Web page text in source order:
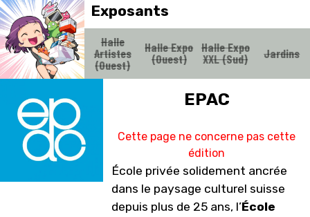
Exposants
Halle
Artistes
(Ouest)
Halle Expo
(Ouest)
Halle Expo
XXL (Sud) Jardins
EPAC
Cette page ne concerne pas cette
édition
École privée solidement ancrée
dans le paysage culturel suisse
depuis plus de 25 ans, l’École